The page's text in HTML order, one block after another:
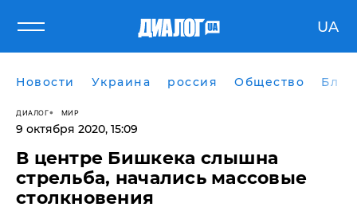
UA
Новости Украина россия Общество
ДИАЛОГ МИР
9 октября 2020, 15:09
В центре Бишкека слышна
стрельба, начались массовые
столкновения